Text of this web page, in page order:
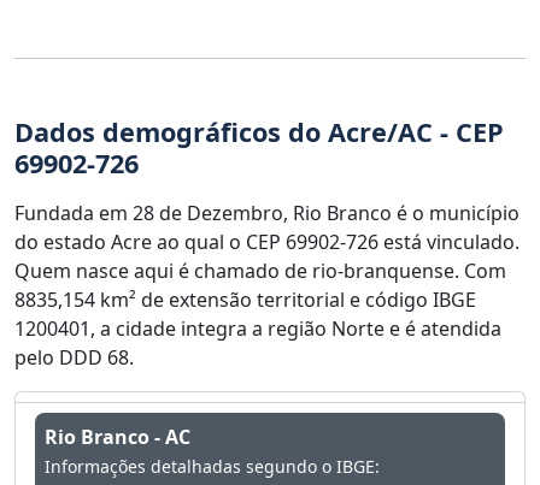
Dados demográficos do Acre/AC - CEP
69902-726
Fundada em 28 de Dezembro, Rio Branco é o município
do estado Acre ao qual o CEP 69902-726 está vinculado.
Quem nasce aqui é chamado de rio-branquense. Com
8835,154 km² de extensão territorial e código IBGE
1200401, a cidade integra a região Norte e é atendida
pelo DDD 68.
Rio Branco - AC
Informações detalhadas segundo o IBGE: